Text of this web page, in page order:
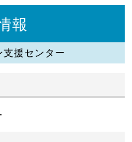
報
支援センター